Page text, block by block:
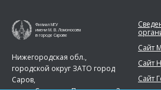
Филиал МГУ
имени М. В. Ломоносова
в городе Сарове
Нижегородская обл.,
городской округ ЗАТО город
Саров,
Сайт
Сайт
Сайт